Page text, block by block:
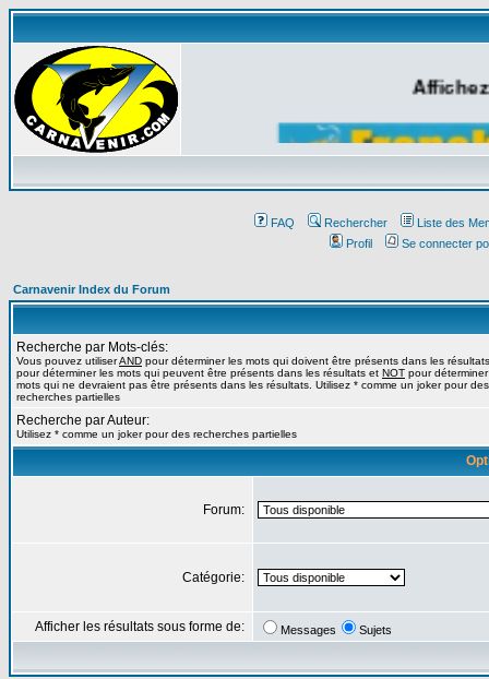
FAQ Rechercher
Liste des
Profil
Se connecter
Carnavenir Index du Forum
Recherche par Mots-clés:
Vous pouvez utiliserAND pour déterminer les mots qui doivent être présents dans les
pour déterminer les mots qui peuvent être présents dans les résultats et NOT pour
mots qui ne devraient pas être présents dans les résultats. Utilisez * comme un joker pour des
recherches partielles
Recherche par Auteur:
Utilisez * comme un joker pour des recherches partielles
Forum:
Catégorie:
Afficher les résultats sous forme de: Messages Sujets